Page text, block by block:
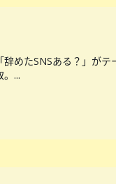
めたSNSある？」が
...